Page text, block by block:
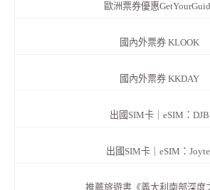
歐洲票券優惠
國內外票券 KLOOK
國內外票券 KKDAY
出國SIM卡｜eSIM：DJB
出國SIM卡｜eSIM：
推薦旅遊書《義大利南部深度